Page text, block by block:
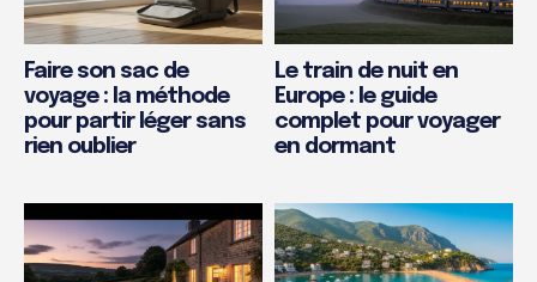
Faire son sac de
voyage : la méthode
pour partir léger sans
rien oublier
Le train de nuit en
Europe : le guide
complet pour voyager
en dormant